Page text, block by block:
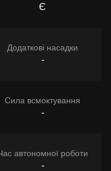
Є
Додаткові насадки
-
Сила всмоктування
-
автономної роботи
-